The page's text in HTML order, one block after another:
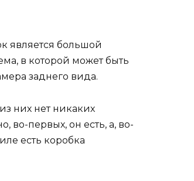
является большой
в которой может быть
заднего вида.
них нет никаких
во-первых, он есть, а, во-
есть коробка